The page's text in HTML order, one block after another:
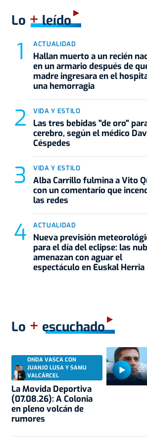
Lo +leído
ACTUALIDAD
Hallan muerto a un recién
en un armario después de
madre ingresara en el
una hemorragia
VIDA Y ESTILO
Las tres bebidas "de oro"
cerebro, según el médico
Céspedes
VIDA Y ESTILO
Alba Carrillo fulmina a Vito
con un comentario que
las redes
ACTUALIDAD
Nueva previsión
para el día del eclipse: las
amenazan con aguar el
espectáculo en Euskal Herria
Lo + escuchado
ONDA VASCA CON
JUANJO LUSA Y SAMU
VALCÁRCEL
La Movida Deportiva
(07.08.26): A Colonia
en pleno volcán de
rumores